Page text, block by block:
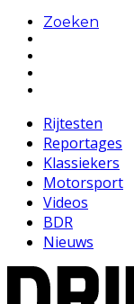
Zoeken
Rijtesten
Reportages
Klassiekers
Motorsport
Videos
BDR
Nieuws